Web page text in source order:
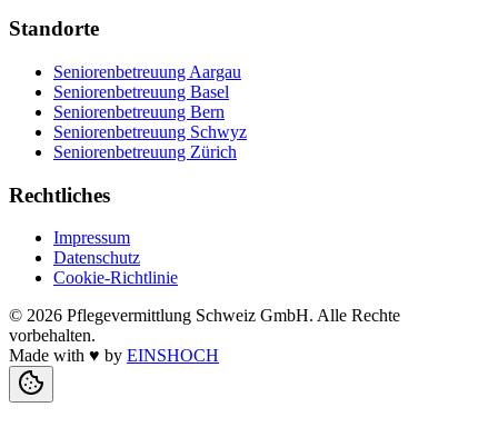
Standorte
Seniorenbetreuung Aargau
Seniorenbetreuung Basel
Seniorenbetreuung Bern
Seniorenbetreuung Schwyz
Seniorenbetreuung Zürich
Rechtliches
Impressum
Datenschutz
Cookie-Richtlinie
© 2026 Pflegevermittlung Schweiz GmbH. Alle Rechte
vorbehalten.
Made with ♥ by EINSHOCH